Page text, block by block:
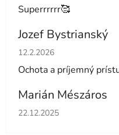
Superrrrrr🥰
Jozef Bystrianský
Hodnotenie obchodu je
12.2.2026
Ochota a príjemný
Marián Mészáros
Hodnotenie obchodu je
22.12.2025